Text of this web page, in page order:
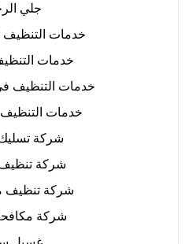
جلي
خدمات التنظيف
خدمات
خدمات التنظيف
خدمات
شركة
شركة
شركة تنظيف
شركة